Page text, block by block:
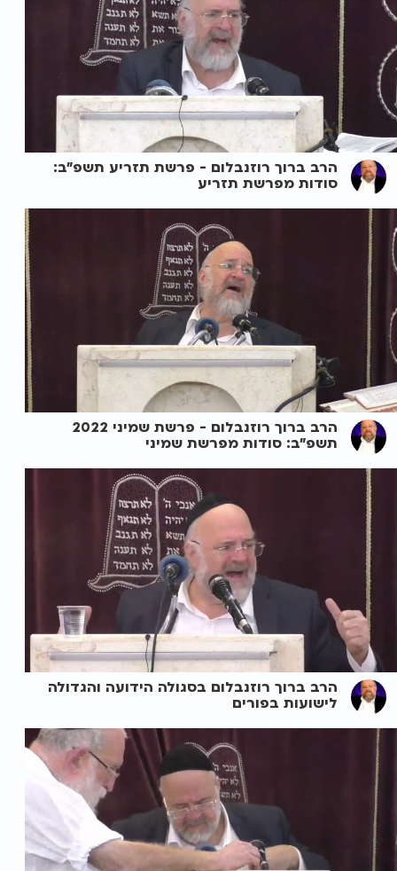
הרב ברוך רוזנבלום - פרשת תזריע תשפ"ב:
סודות מפרשת תזריע
הרב ברוך רוזנבלום - פרשת שמיני 2022
תשפ"ב: סודות מפרשת שמיני
הרב ברוך רוזנבלום בסגולה הידועה והגדולה
לישועות בפורים